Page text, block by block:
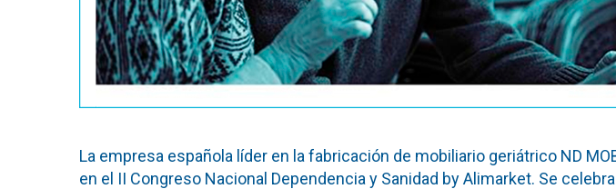
La empresa española líder en la fabricación de mobiliario geriátrico ND
en el II Congreso Nacional Dependencia y Sanidad by Alimarket. Se